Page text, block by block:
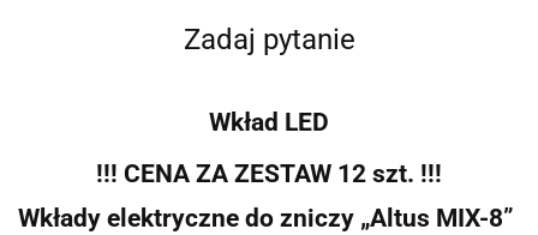
Zadaj pytanie
Wkład LED
!!! CENA ZA ZESTAW 12 szt. !!!
Wkłady elektryczne do zniczy „Altus MIX-8”